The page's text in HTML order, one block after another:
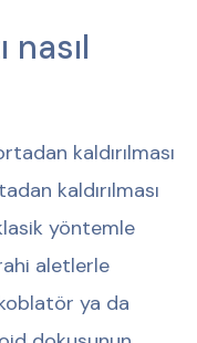
nasıl
kaldırılması
kaldırılması
yöntemle
aletlerle
ya da